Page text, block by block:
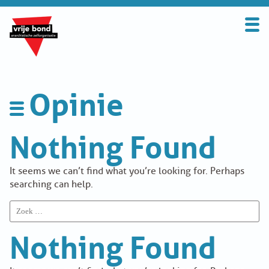
Search
for:
BOND
UITGANGSPUNTEN
FAQ
WORD LID
CONTRIBUTIE
CONTACT
Opinie
Activiteit
Appelscha
BookFair
Vrije Bond Congress
Nothing Found
It seems we can’t find what you’re looking for. Perhaps
searching can help.
Search
for:
Nothing Found